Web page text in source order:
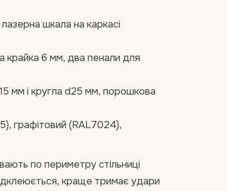
шкала на каркасі
крайка 6 мм, два пенали для
мм і кругла d25 мм, порошкова
графітовий (RAL7024),
по периметру стільниці
краще тримає удари